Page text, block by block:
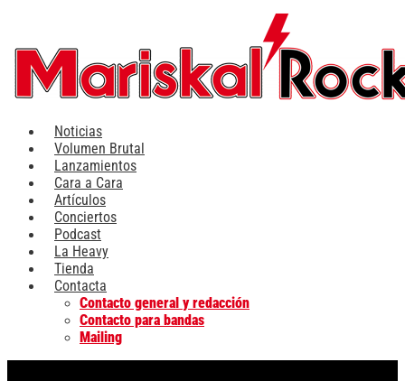
contenido
Noticias
Volumen Brutal
Lanzamientos
Cara a Cara
Artículos
Conciertos
Podcast
La Heavy
Tienda
Contacta
Contacto general y redacción
Contacto para bandas
Mailing